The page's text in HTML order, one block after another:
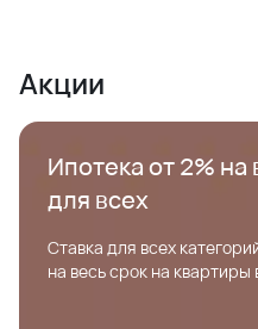
Акции
Ипотека от 2% на
для всех
Ставка для всех
на весь срок на